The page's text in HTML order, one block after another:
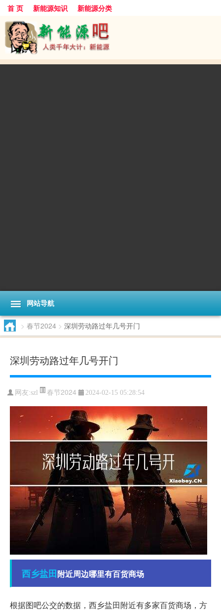
首 页 新能源知识 新能源分类
网站导航
> 春节2024 > 深圳劳动路过年几号开门
深圳劳动路过年几号开门
网友:szl 春节2024 2024-02-15 05:28:54
西乡盐田附近周边哪里有百货商场
根据图吧公交的数据，西乡盐田附近有多家百货商场，方